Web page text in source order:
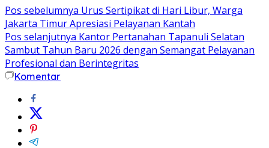
Pos sebelumnya Urus Sertipikat di Hari Libur, Warga
Jakarta Timur Apresiasi Pelayanan Kantah
Pos selanjutnya Kantor Pertanahan Tapanuli Selatan
Sambut Tahun Baru 2026 dengan Semangat Pelayanan
Profesional dan Berintegritas
Komentar